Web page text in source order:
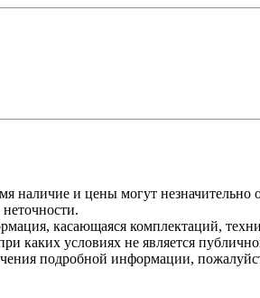
наличие и цены могут незначительно
касающаяся комплектаций,
каких условиях не является
подробной информации,